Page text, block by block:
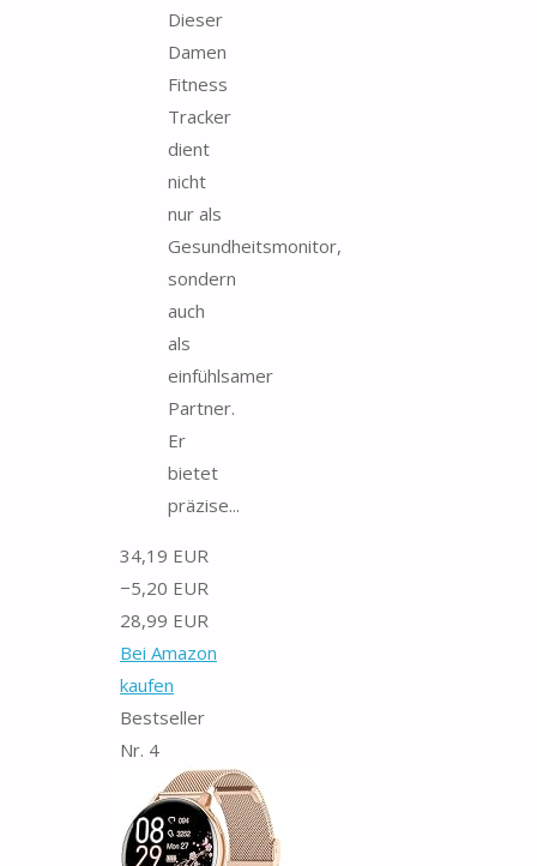
Dieser
Damen
Fitness
Tracker
dient
nicht
nur als
Gesundheitsmonitor,
sondern
auch
als
einfühlsamer
Partner.
Er
bietet
präzise...
34,19 EUR
−5,20 EUR
28,99 EUR
Bei Amazon
kaufen
Bestseller
Nr. 4